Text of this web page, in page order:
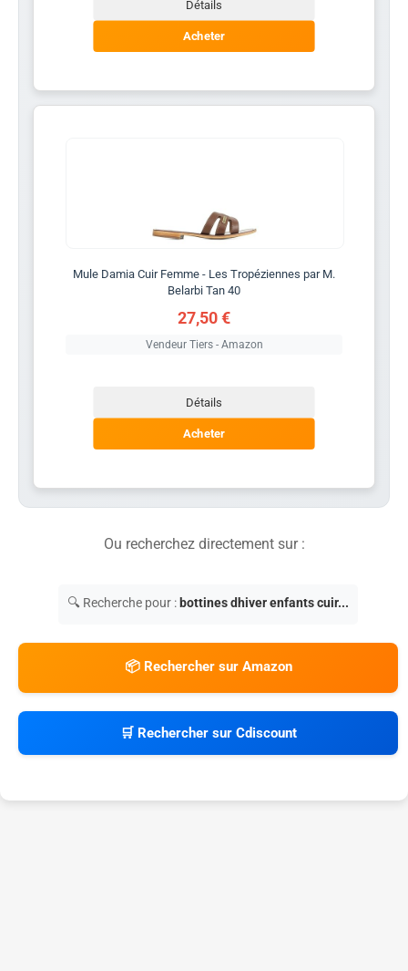
Détails
Acheter
Mule Damia Cuir Femme - Les Tropéziennes par M.
Belarbi Tan 40
27,50 €
Vendeur Tiers - Amazon
Détails
Acheter
Ou recherchez directement sur :
🔍 Recherche pour : bottines dhiver enfants cuir...
📦 Rechercher sur Amazon
🛒 Rechercher sur Cdiscount